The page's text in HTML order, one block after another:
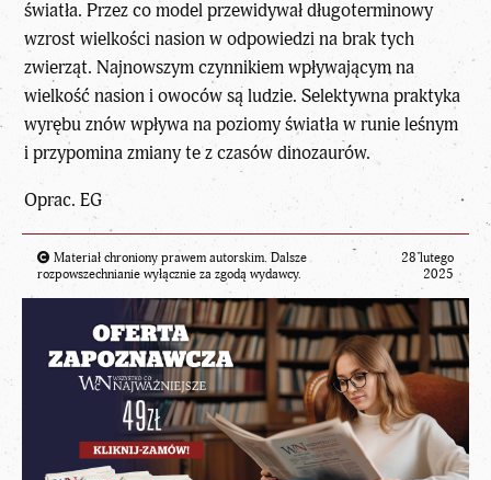
światła. Przez co model przewidywał długoterminowy
wzrost wielkości nasion w odpowiedzi na brak tych
zwierząt. Najnowszym czynnikiem wpływającym na
wielkość nasion i owoców są ludzie. Selektywna praktyka
wyrębu znów wpływa na poziomy światła w runie leśnym
i przypomina zmiany te z czasów dinozaurów.
Oprac. EG
Materiał chroniony prawem autorskim. Dalsze
rozpowszechnianie wyłącznie za zgodą wydawcy.
28 lutego
2025